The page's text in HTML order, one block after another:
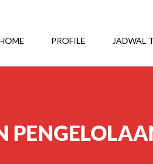
PROFILE JADWAL